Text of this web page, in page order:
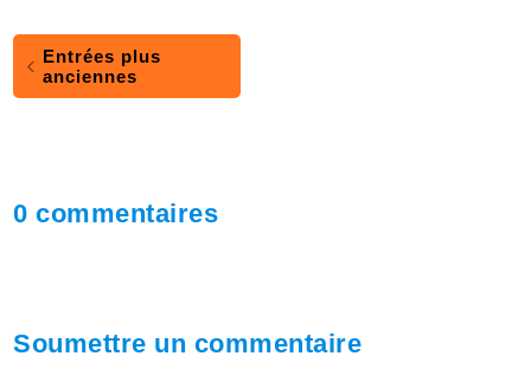
Entrées plus
anciennes
0 commentaires
Soumettre un commentaire